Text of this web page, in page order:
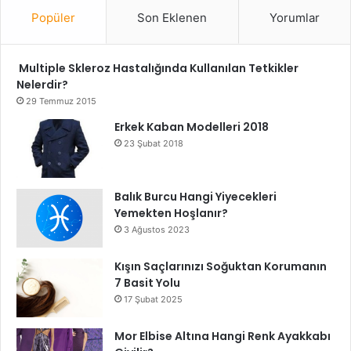
8. Stres Yönetimini Unutmayın
depolanmasına neden olur. Bu durum, özellikle karın
bölgesinde yağlanmayı tetikler. Meditasyon, derin nefes
egzersizleri, yürüyüş ve hobi aktiviteleri stres düzeyini
azaltarak hormon dengesini korur.
Zihinsel denge, metabolizma hızının korunmasında önemli
bir faktördür. Çünkü stres altındaki bir vücut, enerji
tasarrufu moduna geçer ve kalori yakımı azalır.
Sonuç
Metabolizma Hızını Artıran Kolay Diyet Tüyoları
kilo vermek isteyenler için değil, genel sağlık durumunu
iyileştirmek isteyen herkes için uygulanabilir yöntemlerdir.
Popüler Son Eklenen Yorumlar
Multiple Skleroz Hastalığında Kullanılan Tetkikler
Nelerdir?
29 Temmuz 2015
Erkek Kaban Modelleri 2018
23 Şubat 2018
Balık Burcu Hangi Yiyecekleri
Yemekten Hoşlanır?
3 Ağustos 2023
Kışın Saçlarınızı Soğuktan Korumanın
7 Basit Yolu
17 Şubat 2025
Mor Elbise Altına Hangi Renk Ayakkabı